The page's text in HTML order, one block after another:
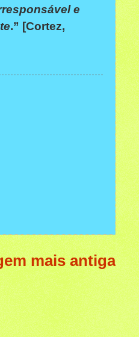
e
.” [Cortez,
mais antiga